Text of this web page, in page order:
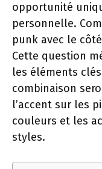
opportunité
personnelle.
punk avec le côté
Cette question
les éléments
combinaison
l’accent sur les
couleurs et les
styles.